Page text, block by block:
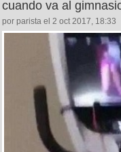
cuando va al
por parista el 2 oct 2017, 18:33